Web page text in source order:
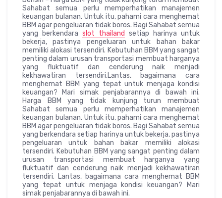
Sahabat semua perlu memperhatikan manajemen
keuangan bulanan. Untuk itu, pahami cara menghemat
BBM agar pengeluaran tidak boros. Bagi Sahabat semua
yang berkendara slot thailand setiap harinya untuk
bekerja, pastinya pengeluaran untuk bahan bakar
memiliki alokasi tersendiri. Kebutuhan BBM yang sangat
penting dalam urusan transportasi membuat harganya
yang fluktuatif dan cenderung naik menjadi
kekhawatiran tersendiri.Lantas, bagaimana cara
menghemat BBM yang tepat untuk menjaga kondisi
keuangan? Mari simak penjabarannya di bawah ini.
Harga BBM yang tidak kunjung turun membuat
Sahabat semua perlu memperhatikan manajemen
keuangan bulanan. Untuk itu, pahami cara menghemat
BBM agar pengeluaran tidak boros. Bagi Sahabat semua
yang berkendara setiap harinya untuk bekerja, pastinya
pengeluaran untuk bahan bakar memiliki alokasi
tersendiri. Kebutuhan BBM yang sangat penting dalam
urusan transportasi membuat harganya yang
fluktuatif dan cenderung naik menjadi kekhawatiran
tersendiri. Lantas, bagaimana cara menghemat BBM
yang tepat untuk menjaga kondisi keuangan? Mari
simak penjabarannya di bawah ini.